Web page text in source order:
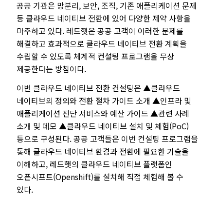
공공 기관은 망분리,보안, 조직, 기존 애플리케이션 문제
등 클라우드 네이티브 전환에 있어 다양한 제약 사항을
마주하고 있다. 레드햇은 공공 고객이 이러한 문제를
해결하고 효과적으로 클라우드 네이티브 전환 계획을
수립할 수 있도록 체계적 컨설팅 프로그램을 무상
제공한다는 방침이다.
이번 클라우드 네이티브 전환 컨설팅은 ▲클라우드
네이티브의 정의와 전환 절차 가이드 소개 ▲인프라 및
애플리케이션 진단 서비스와 예산 가이드 ▲관련 사례
소개 및 데모 ▲클라우드 네이티브 설치 및 체험(PoC)
등으로 구성된다.공공 고객들은 이번 컨설팅 프로그램을
통해 클라우드 네이티브 환경과 전환에 필요한 기술을
이해하고, 레드햇의 클라우드 네이티브 플랫폼인
오픈시프트(Openshift)를 설치해 직접 체험해 볼 수
있다.